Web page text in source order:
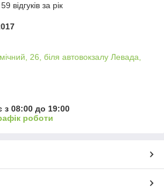
відгуків за рік
26, біля автовокзалу Левада,
з 08:00 до 19:00
роботи